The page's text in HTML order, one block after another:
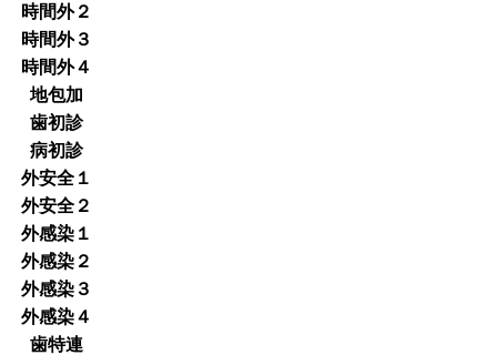
時間外２
時間外３
時間外４
地包加
歯初診
病初診
外安全１
外安全２
外感染１
外感染２
外感染３
外感染４
歯特連